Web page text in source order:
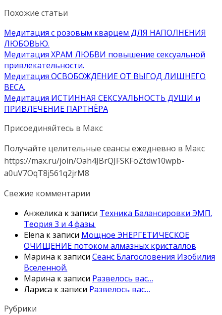
Похожие статьи
Медитация с розовым кварцем ДЛЯ НАПОЛНЕНИЯ
ЛЮБОВЬЮ.
Медитация ХРАМ ЛЮБВИ повышение сексуальной
привлекательности.
Медитация ОСВОБОЖДЕНИЕ ОТ ВЫГОД ЛИШНЕГО
ВЕСА.
Медитация ИСТИННАЯ СЕКСУАЛЬНОСТЬ ДУШИ и
ПРИВЛЕЧЕНИЕ ПАРТНЁРА
Присоединяйтесь в Макс
Получайте целительные сеансы ежедневно в Макс
https://max.ru/join/Oah4JBrQJFSKFoZtdw10wpb-
a0uV7OqT8j561q2jrM8
Свежие комментарии
Анжелика к записи Техника Балансировки ЭМП.
Теория 3 и 4 фазы.
Elena к записи Мощное ЭНЕРГЕТИЧЕСКОЕ
ОЧИЩЕНИЕ потоком алмазных кристаллов
Марина к записи Сеанс Благословения Изобилия
Вселенной.
Марина к записи Развелось вас…
Лариса к записи Развелось вас…
Рубрики